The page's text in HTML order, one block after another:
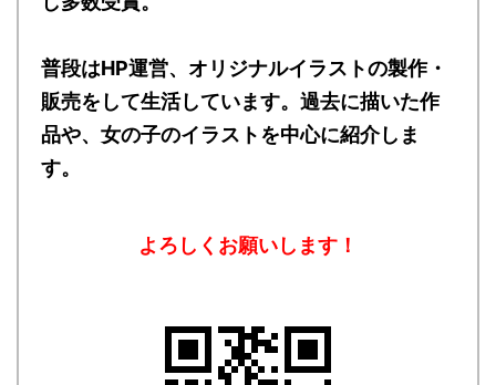
普段はHP運営、オリジナルイラストの製作・
販売をして生活しています。過去に描いた作
品や、女の子のイラストを中心に紹介しま
す。
よろしくお願いします！